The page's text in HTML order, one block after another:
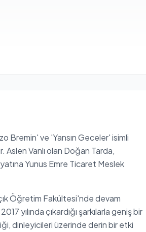
Bremin' ve 'Yansın Geceler' isimli
Aslen Vanlı olan Doğan Tarda,
Yunus Emre Ticaret Meslek
Öğretim Fakültesi'nde devam
yılında çıkardığı şarkılarla geniş bir
dinleyicileri üzerinde derin bir etki